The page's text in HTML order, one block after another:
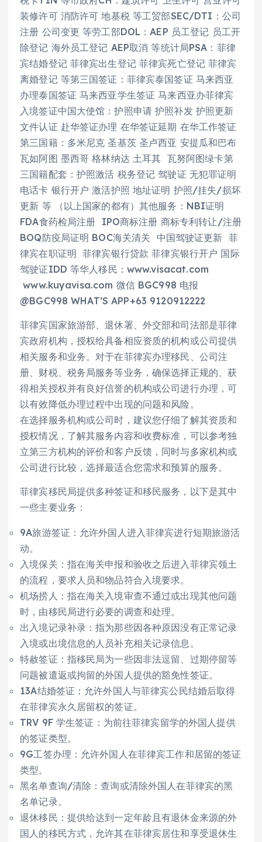
装修许可 消防许可 地基税 等工贸部SEC/DTI：公司
注册 公司变更 等劳工部DOL：AEP 员工登记 员工开
除登记 海外员工登记 AEP取消 等统计局PSA：菲律
宾结婚登记 菲律宾出生登记 菲律宾死亡登记 菲律宾
离婚登记 等第三国签证：菲律宾泰国签证 马来西亚
办理泰国签证 马来西亚学生签证 马来西亚办菲律宾
入境签证中国大使馆：护照申请 护照补发 护照更新
文件认证 赴华签证办理 在华签证延期 在华工作签证
第三国籍：多米尼克 圣基茨 圣卢西亚 安提瓜和巴布
瓦如阿图 墨西哥 格林纳达 土耳其 瓦努阿图绿卡第
三国籍配套：护照激活 税务登记 驾驶证 无犯罪证明
电话卡 银行开户 激活护照 地址证明 护照/挂失/损坏
更新 等 （以上国家的都有）其他服务：NBI证明
FDA食药检局注册 IPO商标注册 商标专利转让/注册
BOQ防疫局证明 BOC海关清关 中国驾驶证更新 菲
律宾在职证明 菲律宾银行贷款 菲律宾银行开户 国际
驾驶证IDD 等华人移民：www.visacat.com
www.kuyavisa.com 微信 BGC998 电报
@BGC998 WHAT’S APP+63 9120912222
菲律宾国家旅游部、退休署、外交部和司法部是菲律
宾政府机构，授权给具备相应资质的机构或公司提供
相关服务和业务。对于在菲律宾办理移民、公司注
册、财税、税务局服务等业务，确保选择正规的、获
得相关授权并有良好信誉的机构或公司进行办理，可
以有效降低办理过程中出现的问题和风险。
在选择服务机构或公司时，建议您仔细了解其资质和
授权情况，了解其服务内容和收费标准，可以参考独
立第三方机构的评价和客户反馈，同时与多家机构或
公司进行比较，选择最适合您需求和预算的服务。
菲律宾移民局提供多种签证和移民服务，以下是其中
一些主要业务：
9A旅游签证：允许外国人进入菲律宾进行短期旅游活
动。
入境保关：指在海关申报和验收之后进入菲律宾领土
的流程，要求人员和物品符合入境要求。
机场捞人：指在海关入境审查不通过或出现其他问题
时，由移民局进行必要的调查和处理。
出入境记录补录：指为那些因各种原因没有正常记录
入境或出境信息的人员补充相关记录信息。
特赦签证：指移民局为一些因非法逗留、过期停留等
问题被遣返或拘留的外国人提供的豁免性签证。
13A结婚签证：允许外国人与菲律宾公民结婚后取得
在菲律宾永久居留权的签证。
TRV 9F 学生签证：为前往菲律宾留学的外国人提供
的签证类型。
9G工签办理：允许外国人在菲律宾工作和居留的签证
类型。
黑名单查询/清除：查询或清除外国人在菲律宾的黑
名单记录。
退休移民：提供给达到一定年龄且有退休金来源的外
国人的移民方式，允许其在菲律宾居住和享受退休生